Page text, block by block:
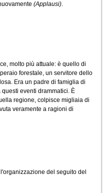
(Applausi).
molto più attuale: è quello di
forestale, un servitore dello
Era un padre di famiglia di
eventi drammatici. È
regione, colpisce migliaia di
veramente a ragioni di
del seguito del